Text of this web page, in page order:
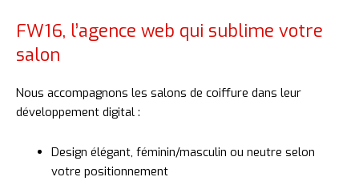
FW16, l’agence web qui sublime votre
salon
Nous accompagnons les salons de coiffure dans leur
développement digital :
Design élégant, féminin/masculin ou neutre selon
votre positionnement